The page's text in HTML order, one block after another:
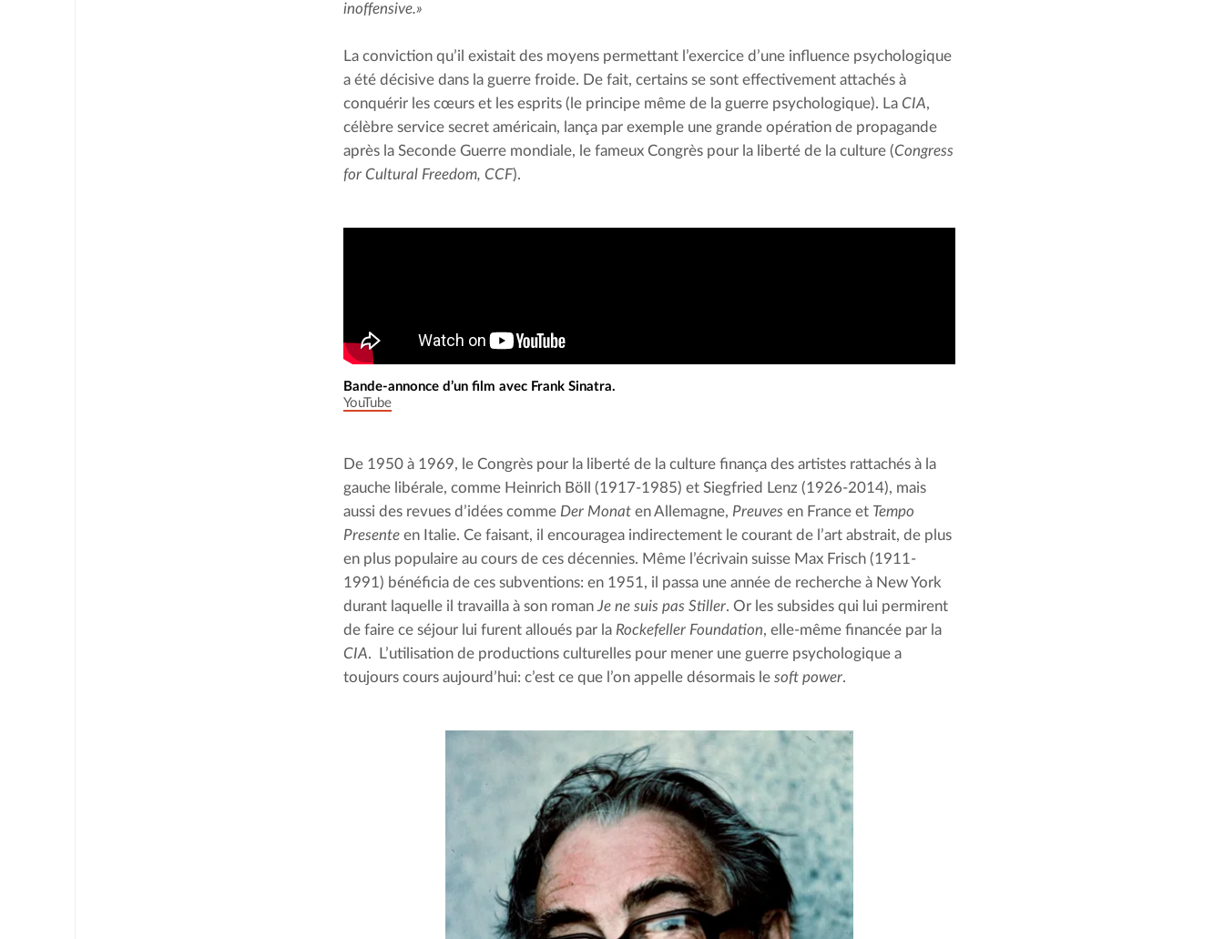
inoffensive.»
La conviction qu’il existait des moyens permettant l’exercice d’une influence psychologique
a été décisive dans la guerre froide. De fait, certains se sont effectivement attachés à
conquérir les cœurs et les esprits (le principe même de la guerre psychologique). La CIA,
célèbre service secret américain, lança par exemple une grande opération de propagande
après la Seconde Guerre mondiale, le fameux Congrès pour la liberté de la culture (Congress
for Cultural Freedom, CCF).
Bande-annonce d’un film avec Frank Sinatra.
YouTube
De 1950 à 1969, le Congrès pour la liberté de la culture finança des artistes rattachés à la
gauche libérale, comme Heinrich Böll (1917-1985) et Siegfried Lenz (1926-2014), mais
aussi des revues d’idées comme Der Monat en Allemagne, Preuves en France et Tempo
Presente en Italie. Ce faisant, il encouragea indirectement le courant de l’art abstrait, de plus
en plus populaire au cours de ces décennies. Même l’écrivain suisse Max Frisch (1911-
1991) bénéficia de ces subventions: en 1951, il passa une année de recherche à New York
durant laquelle il travailla à son roman Je ne suis pas Stiller. Or les subsides qui lui permirent
de faire ce séjour lui furent alloués par la Rockefeller Foundation
CIA.  L’utilisation de productions culturelles pour mener une guerre psychologique a
toujours cours aujourd’hui: c’est ce que l’on appelle désormais le soft power.